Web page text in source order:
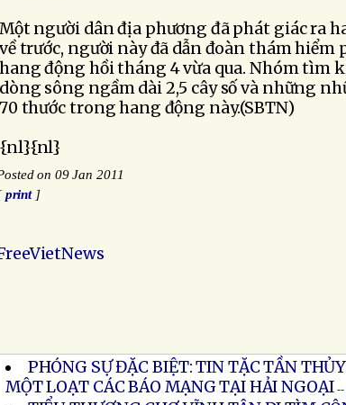
Một người dân địa phương đã phát giác ra
về trước, người này đã dẫn đoàn thám hiểm
hang động hồi tháng 4 vừa qua. Nhóm tìm
dòng sông ngầm dài 2,5 cây số và những
70 thước trong hang động này.(SBTN)
{nl}{nl}
on 09 Jan 2011
print]
PHÓNG SỰ ĐẶC BIỆT: TIN TẶC TẦN
MỘT LOẠT CÁC BÁO MẠNG TẠI HẢI NGOẠI --